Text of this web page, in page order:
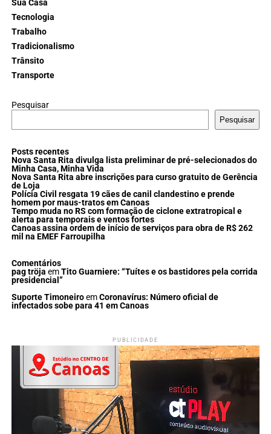
Sua Casa
Tecnologia
Trabalho
Tradicionalismo
Trânsito
Transporte
Pesquisar
Pesquisar
Posts recentes
Nova Santa Rita divulga lista preliminar de pré-selecionados do
Minha Casa, Minha Vida
Nova Santa Rita abre inscrições para curso gratuito de Gerência
de Loja
Polícia Civil resgata 19 cães de canil clandestino e prende
homem por maus-tratos em Canoas
Tempo muda no RS com formação de ciclone extratropical e
alerta para temporais e ventos fortes
Canoas assina ordem de início de serviços para obra de R$ 262
mil na EMEF Farroupilha
Comentários
pag tröja emTito Guarniere: “Tuítes e os bastidores pela corrida
presidencial”
Suporte TimoneiroemCoronavírus: Número oficial de
infectados sobe para 41 em Canoas
PUBLICIDADE